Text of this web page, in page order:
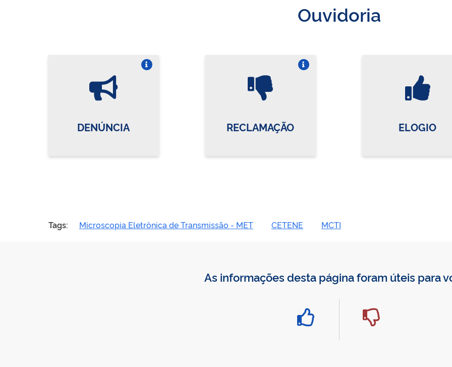
Ouvidoria
DENÚNCIA RECLAMAÇÃO ELOGIO
Tags: Microscopia Eletrônica de Transmissão - MET CETENE MCTI
As informações desta página foram úteis para